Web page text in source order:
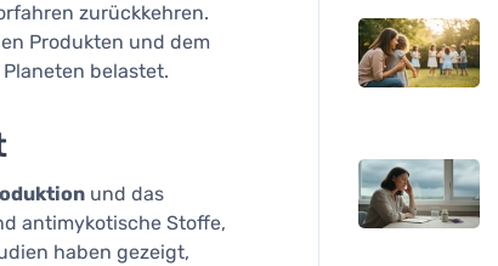
zurückkehren.
Produkten und dem
belastet.
und das
antimykotische Stoffe,
haben gezeigt,